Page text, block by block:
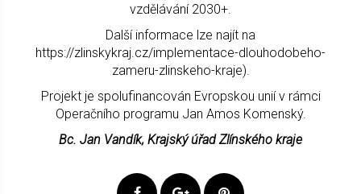
vzdělávání 2030+.
Další informace lze najít na
https://zlinskykraj.cz/implementace-dlouhodobeho-
zameru-zlinskeho-kraje).
Projekt je spolufinancován Evropskou unií v rámci
Operačního programu Jan Amos Komenský.
Bc. Jan Vandík, Krajský úřad Zlínského kraje